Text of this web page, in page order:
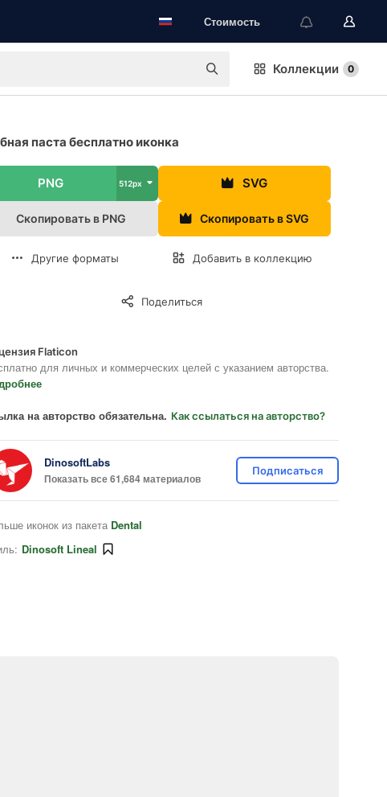
Стоимость
Коллекции 0
паста бесплатно иконка
PNG 512px SVG
Скопировать в PNG Скопировать в SVG
Другие форматы Добавить в коллекцию
Поделиться
Flaticon
для личных и коммерческих целей с указанием авторства.
на авторство обязательна. Как ссылаться на авторство?
DinosoftLabs
Показать все 61,684 материалов
Подписаться
иконок из пакета Dental
Dinosoft Lineal